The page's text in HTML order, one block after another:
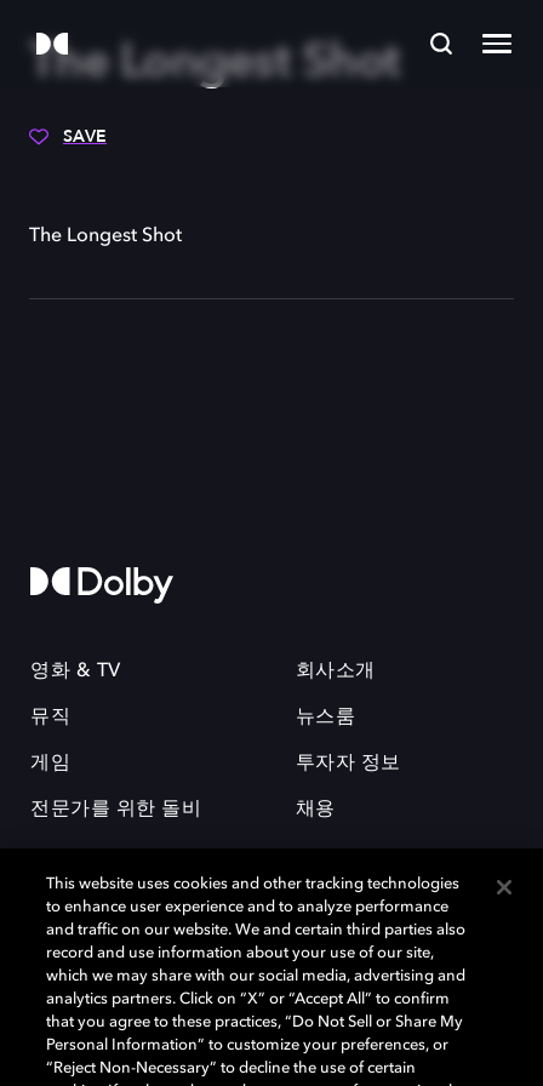
The Longest Shot
SAVE
The Longest Shot
영화 & TV
뮤직
게임
전문가를 위한 돌비
회사소개
뉴스룸
투자자 정보
채용
돌비(Dolby)와 double-D 심볼은 미국 및 기타 국가 돌비래버러토리스
(Dolby Laboratories, Inc.)의 등록 및 미등록 상표이다. 그 밖에 다른 자료에
기재된 상표는 해당 상표 소유권자의 등록상표로 유지된다. © 2025 Dolby
Laboratories, Inc. All rights reserved.
This website uses cookies and other tracking technologies
to enhance user experience and to analyze performance
and traffic on our website. We and certain third parties also
record and use information about your use of our site,
which we may share with our social media, advertising and
analytics partners. Click on “X” or “Accept All” to confirm
that you agree to these practices, “Do Not Sell or Share My
Personal Information” to customize your preferences, or
“Reject Non-Necessary” to decline the use of certain